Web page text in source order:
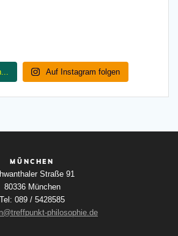
Auf Instagram folgen
MÜNCHEN
Straße 91
80336 München
Tel: 089 / 5428585
philosophie.de